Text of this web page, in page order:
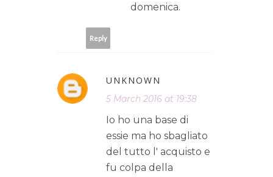
domenica.
Reply
UNKNOWN
5 March 2016 at 19:38
Io ho una base di
essie ma ho sbagliato
del tutto l' acquisto e
fu colpa della